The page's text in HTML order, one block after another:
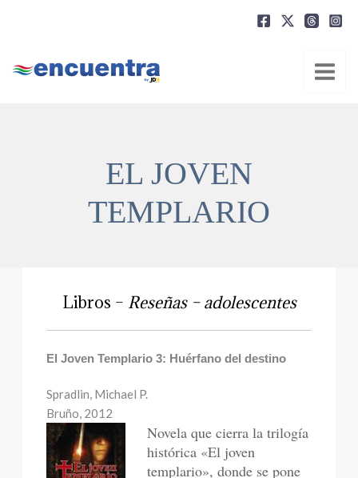
EL JOVEN
TEMPLARIO
Libros – Reseñas – adolescentes
El Joven Templario 3: Huérfano del destino
Spradlin, Michael P.
Bruño, 2012
Novela que cierra la trilogía
histórica «El joven
templario», donde se pone